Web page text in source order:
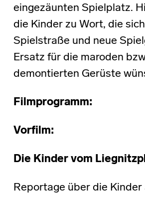
eingezäunten Spielplatz.
die Kinder zu Wort, die
Spielstraße und neue
Ersatz für die maroden
demontierten Gerüste
Filmprogramm:
Vorfilm:
Die Kinder vom
Reportage über die Kinder